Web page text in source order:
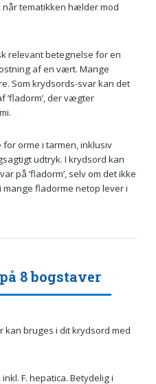
når tematikken hælder mod
relevant betegnelse for en
af en vært. Mange
Som krydsords-svar kan det
der vægter
orme i tarmen, inklusiv
udtryk. I krydsord kan
på ’fladorm’, selv om det ikke
fladorme netop lever i
8 bogstaver
kan bruges i dit krydsord med
F. hepatica. Betydelig i